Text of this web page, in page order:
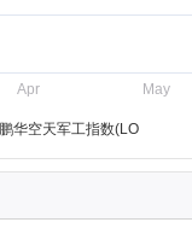
Apr May
鹏华空天军工指数(LO